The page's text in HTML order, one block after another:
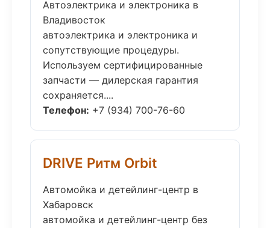
Автоэлектрика и электроника в
Владивосток
автоэлектрика и электроника и
сопутствующие процедуры.
Используем сертифицированные
запчасти — дилерская гарантия
сохраняется....
Телефон: +7 (934) 700-76-60
DRIVE Ритм Orbit
Автомойка и детейлинг-центр в
Хабаровск
автомойка и детейлинг-центр без